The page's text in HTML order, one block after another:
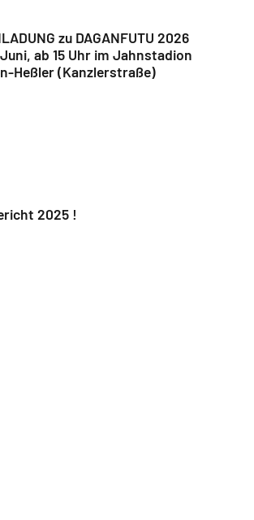
zu DAGANFUTU 2026
ab 15 Uhr im Jahnstadion
Heßler (Kanzlerstraße)
2025 !